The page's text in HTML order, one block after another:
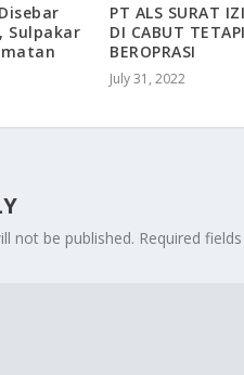
Sulpakar
PT ALS SURAT
DI CABUT
BEROPRASI
July 31, 2022
not be published. Required